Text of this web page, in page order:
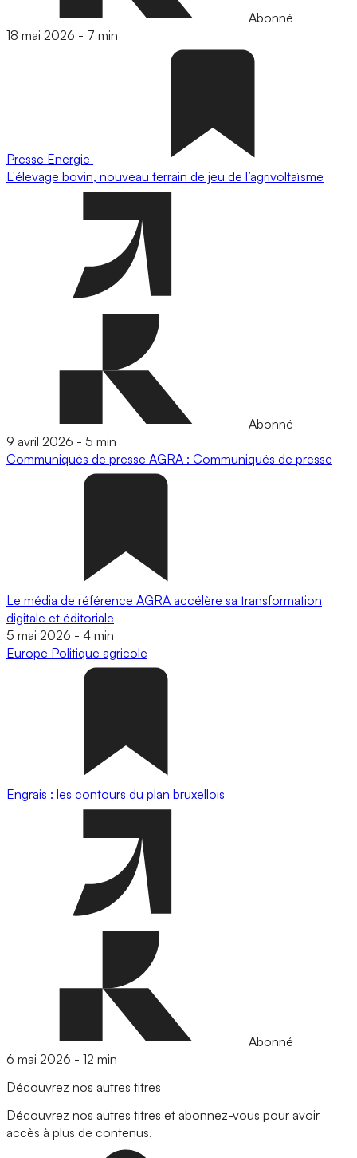
Abonné
18 mai 2026 - 7 min
Presse Energie
L'élevage bovin, nouveau terrain de jeu de l’agrivoltaïsme
Abonné
9 avril 2026 - 5 min
Communiqués de presse AGRA : Communiqués de presse
Le média de référence AGRA accélère sa transformation
digitale et éditoriale
5 mai 2026 - 4 min
Europe Politique agricole
Engrais : les contours du plan bruxellois
Abonné
6 mai 2026 - 12 min
Découvrez nos autres titres
Découvrez nos autres titres et abonnez-vous pour avoir
accès à plus de contenus.